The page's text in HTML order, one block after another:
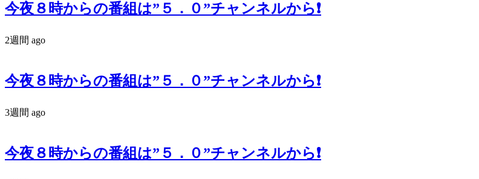
今夜８時からの番組は”５．０”チャンネルから❗️
2週間 ago
今夜８時からの番組は”５．０”チャンネルから❗️
3週間 ago
今夜８時からの番組は”５．０”チャンネルから❗️